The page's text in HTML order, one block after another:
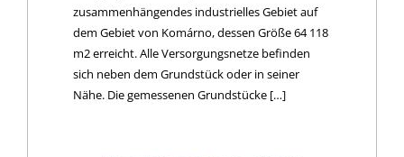
zusammenhängendes industrielles Gebiet auf
dem Gebiet von Komárno, dessen Größe 64 118
m2 erreicht. Alle Versorgungsnetze befinden
sich neben dem Grundstück oder in seiner
Nähe. Die gemessenen Grundstücke […]